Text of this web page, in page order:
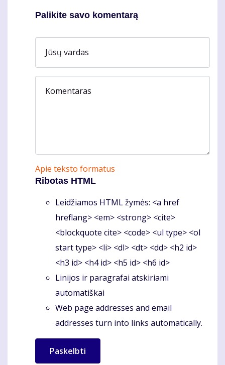
Palikite savo komentarą
Jūsų vardas
Komentaras
Apie teksto formatus
Ribotas HTML
Leidžiamos HTML žymės: <a href
hreflang> <em> <strong> <cite>
<blockquote cite> <code> <ul type> <ol
start type> <li> <dl> <dt> <dd> <h2 id>
<h3 id> <h4 id> <h5 id> <h6 id>
Linijos ir paragrafai atskiriami
automatiškai
Web page addresses and email
addresses turn into links automatically.